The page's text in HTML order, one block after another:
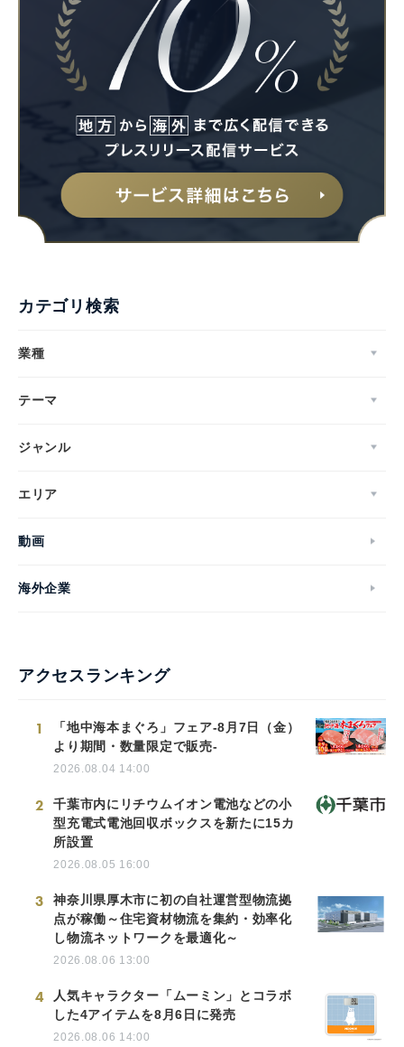
カテゴリ検索
業種
テーマ
ジャンル
エリア
動画
海外企業
アクセスランキング
1
「地中海本まぐろ」フェア-8月7日（金）
より期間・数量限定で販売-
2026.08.04 14:00
2
千葉市内にリチウムイオン電池などの小
型充電式電池回収ボックスを新たに15カ
所設置
2026.08.05 16:00
3
神奈川県厚木市に初の自社運営型物流拠
点が稼働～住宅資材物流を集約・効率化
し物流ネットワークを最適化～
2026.08.06 13:00
4
人気キャラクター「ムーミン」とコラボ
した4アイテムを8月6日に発売
2026.08.06 14:00